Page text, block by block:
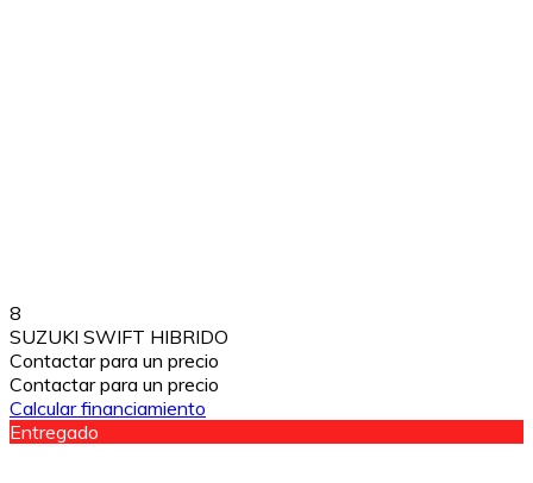
8
SUZUKI SWIFT HIBRIDO
Contactar para un precio
Contactar para un precio
Calcular financiamiento
Entregado